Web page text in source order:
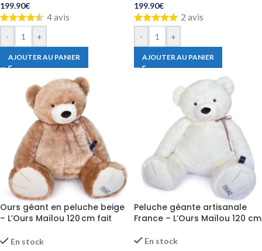
199.90€
4 avis
- +
AJOUTER AU PANIER
199.90€
2 avis
- +
AJOUTER AU PANIER
Ours géant en peluche beige
– L’Ours Maïlou 120 cm fait
En stock
Peluche géante artisanale
France – L’Ours Maïlou 120 cm
En stock